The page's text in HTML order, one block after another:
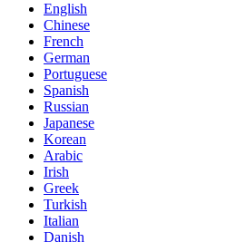
English
Chinese
French
German
Portuguese
Spanish
Russian
Japanese
Korean
Arabic
Irish
Greek
Turkish
Italian
Danish